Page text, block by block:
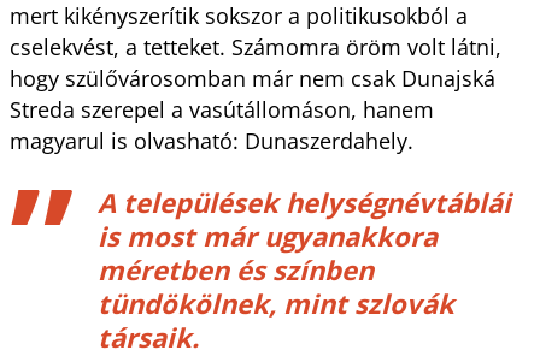
mert kikényszerítik sokszor a politikusokból a
cselekvést, a tetteket. Számomra öröm volt látni,
hogy szülővárosomban már nem csak Dunajská
Streda szerepel a vasútállomáson, hanem
magyarul is olvasható: Dunaszerdahely.
A települések helységnévtáblái
is most már ugyanakkora
méretben és színben
tündökölnek, mint szlovák
társaik.